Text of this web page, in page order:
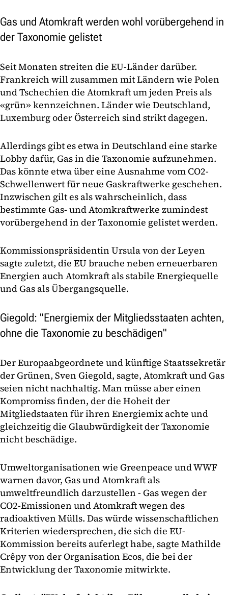
Gas und Atomkraft werden wohl vorübergehend in
der Taxonomie gelistet
Seit Monaten streiten die EU-Länder darüber.
Frankreich will zusammen mit Ländern wie Polen
und Tschechien die Atomkraft um jeden Preis als
«grün» kennzeichnen. Länder wie Deutschland,
Luxemburg oder Österreich sind strikt dagegen.
Allerdings gibt es etwa in Deutschland eine starke
Lobby dafür, Gas in die Taxonomie aufzunehmen.
Das könnte etwa über eine Ausnahme vom CO2-
Schwellenwert für neue Gaskraftwerke geschehen.
Inzwischen gilt es als wahrscheinlich, dass
bestimmte Gas- und Atomkraftwerke zumindest
vorübergehend in der Taxonomie gelistet werden.
Kommissionspräsidentin Ursula von der Leyen
sagte zuletzt, die EU brauche neben erneuerbaren
Energien auch Atomkraft als stabile Energiequelle
und Gas als Übergangsquelle.
Giegold: "Energiemix der Mitgliedsstaaten achten,
ohne die Taxonomie zu beschädigen"
Der Europaabgeordnete und künftige Staatssekretär
der Grünen, Sven Giegold, sagte, Atomkraft und Gas
seien nicht nachhaltig. Man müsse aber einen
Kompromiss finden, der die Hoheit der
Mitgliedstaaten für ihren Energiemix achte und
gleichzeitig die Glaubwürdigkeit der Taxonomie
nicht beschädige.
Umweltorganisationen wie Greenpeace und WWF
warnen davor, Gas und Atomkraft als
umweltfreundlich darzustellen - Gas wegen der
CO2-Emissionen und Atomkraft wegen des
radioaktiven Mülls. Das würde wissenschaftlichen
Kriterien wiedersprechen, die sich die EU-
Kommission bereits auferlegt habe, sagte Mathilde
Crêpy von der Organisation Ecos, die bei der
Entwicklung der Taxonomie mitwirkte.